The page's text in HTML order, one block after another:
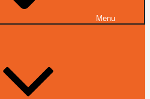
Menu